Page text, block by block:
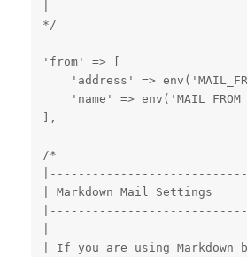
*/
'from' => [
'address' =>
'name' =>
],
/*
| Markdown Mail Settings
| If you are using Markdown